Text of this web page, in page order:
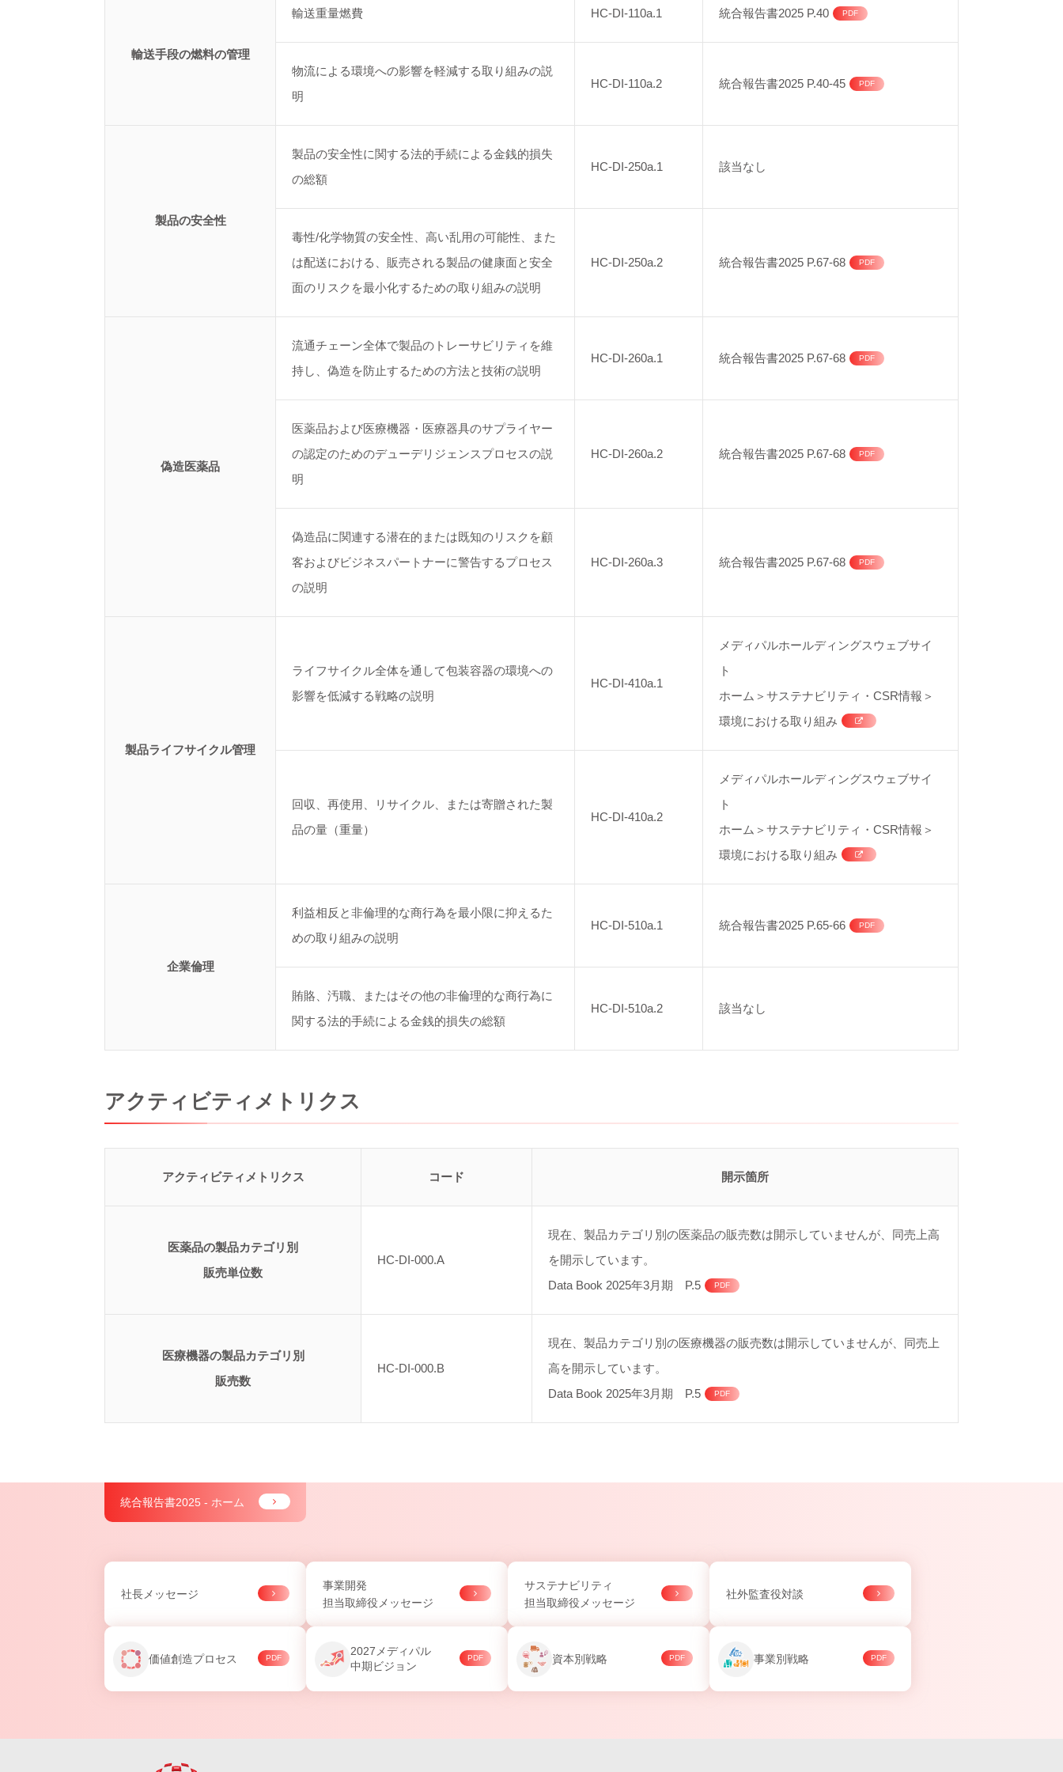
輸送手段の燃料の管理
輸送重量燃費 HC-DI-110a.1 統合報告書2025 P.40
物流による環境への影響を軽減する取り組みの説
明
HC-DI-110a.2 統合報告書2025 P.40-45
製品の安全性
製品の安全性に関する法的手続による金銭的損失
の総額
HC-DI-250a.1 該当なし
毒性/化学物質の安全性、高い乱用の可能性、また
は配送における、販売される製品の健康面と安全
面のリスクを最小化するための取り組みの説明
HC-DI-250a.2 統合報告書2025 P.67-68
偽造医薬品
流通チェーン全体で製品のトレーサビリティを維
持し、偽造を防止するための方法と技術の説明
HC-DI-260a.1 統合報告書2025 P.67-68
医薬品および医療機器・医療器具のサプライヤー
の認定のためのデューデリジェンスプロセスの説
明
HC-DI-260a.2 統合報告書2025 P.67-68
偽造品に関連する潜在的または既知のリスクを顧
客およびビジネスパートナーに警告するプロセス
の説明
HC-DI-260a.3 統合報告書2025 P.67-68
製品ライフサイクル管理
ライフサイクル全体を通して包装容器の環境への
影響を低減する戦略の説明
HC-DI-410a.1
メディパルホールディングスウェブサイ
ト
ホーム＞サステナビリティ・CSR情報＞
環境における取り組み
回収、再使用、リサイクル、または寄贈された製
品の量（重量）
HC-DI-410a.2
メディパルホールディングスウェブサイ
ト
ホーム＞サステナビリティ・CSR情報＞
環境における取り組み
企業倫理
利益相反と非倫理的な商行為を最小限に抑えるた
めの取り組みの説明
HC-DI-510a.1 統合報告書2025 P.65-66
賄賂、汚職、またはその他の非倫理的な商行為に
関する法的手続による金銭的損失の総額
HC-DI-510a.2 該当なし
アクティビティメトリクス
アクティビティメトリクス コード 開示箇所
医薬品の製品カテゴリ別
販売単位数
HC-DI-000.A
現在、製品カテゴリ別の医薬品の販売数は開示していませんが、同売上高
を開示しています。
Data Book 2025年3月期 P.5
医療機器の製品カテゴリ別
販売数
HC-DI-000.B
現在、製品カテゴリ別の医療機器の販売数は開示していませんが、同売上
高を開示しています。
Data Book 2025年3月期 P.5
統合報告書2025 - ホーム
社長メッセージ
事業開発
担当取締役メッセージ
サステナビリティ
担当取締役メッセージ
社外監査役対談
価値創造プロセス
2027メディパル
中期ビジョン
資本別戦略 事業別戦略